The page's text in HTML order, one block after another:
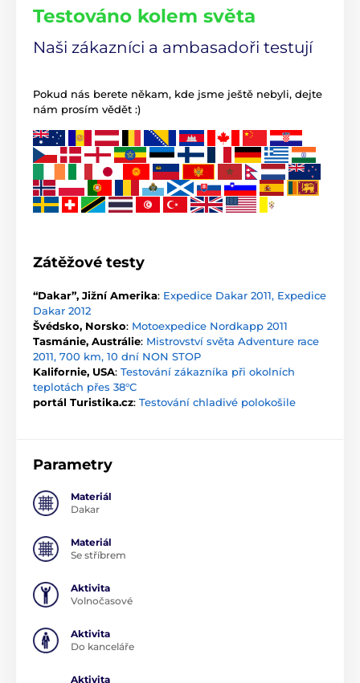
Testováno kolem světa
Naši zákazníci a ambasadoři testují
Pokud nás berete někam, kde jsme ještě nebyli, dejte
nám prosím vědět :)
Zátěžové testy
“Dakar”, Jižní Amerika: Expedice Dakar 2011, Expedice
Dakar 2012
Švédsko, Norsko: Motoexpedice Nordkapp 2011
Tasmánie, Austrálie: Mistrovství světa Adventure race
2011, 700 km, 10 dní NON STOP
Kalifornie, USA: Testování zákazníka při okolních
teplotách přes 38°C
portál Turistika.cz: Testování chladivé polokošile
Parametry
Materiál
Dakar
Materiál
Se stříbrem
Aktivita
Volnočasové
Aktivita
Do kanceláře
Aktivita